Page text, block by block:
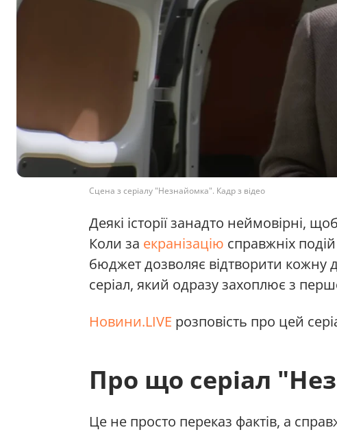
Сцена з серіалу "Незнайомка". Кадр з відео
Деякі історії занадто неймовірні,
Коли за екранізацію справжніх
бюджет дозволяє відтворити
серіал, який одразу захоплює з
Новини.LIVE розповість про цей
Про що серіал
Це не просто переказ фактів, а